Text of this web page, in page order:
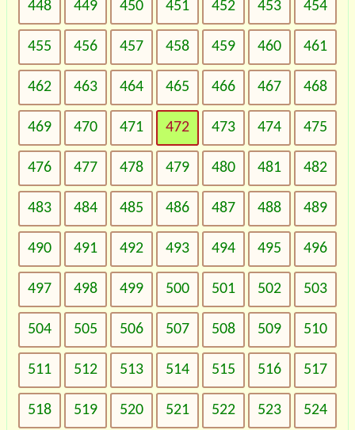
448 449 450 451 452 453 454
455 456 457 458 459 460 461
462 463 464 465 466 467 468
469 470 471 472 473 474 475
476 477 478 479 480 481 482
483 484 485 486 487 488 489
490 491 492 493 494 495 496
497 498 499 500 501 502 503
504 505 506 507 508 509 510
511 512 513 514 515 516 517
518 519 520 521 522 523 524